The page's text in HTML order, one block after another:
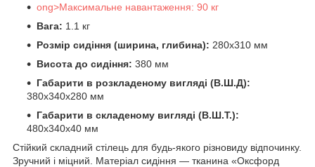
ong>Максимальне навантаження: 90 кг
Вага: 1.1 кг
Розмір сидіння (ширина, глибина): 280х310 мм
Висота до сидіння: 380 мм
Габарити в розкладеному вигляді (В.Ш.Д):
380х340х280 мм
Габарити в складеному вигляді (В.Ш.Т.):
480х340х40 мм
Стійкий складний стілець для будь-якого різновиду відпочинку.
Зручний і міцний. Матеріал сидіння — тканина «Оксфорд